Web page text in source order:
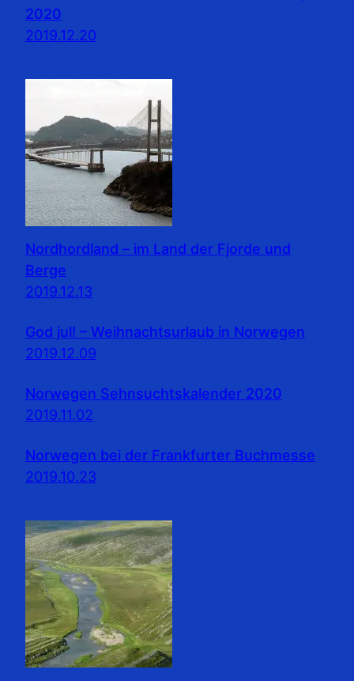
2020
2019.12.20
Nordhordland – im Land der Fjorde und
Berge
2019.12.13
God jul! – Weihnachtsurlaub in Norwegen
2019.12.09
Norwegen Sehnsuchtskalender 2020
2019.11.02
Norwegen bei der Frankfurter Buchmesse
2019.10.23